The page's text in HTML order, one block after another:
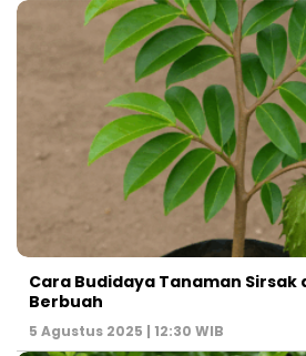
Cara Budidaya Tanaman Sirsak
Berbuah
5 Agustus 2025 | 12:30 WIB